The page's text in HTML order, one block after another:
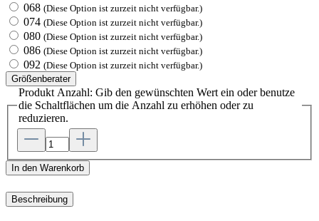
068 (Diese Option ist zurzeit nicht verfügbar.)
074 (Diese Option ist zurzeit nicht verfügbar.)
080 (Diese Option ist zurzeit nicht verfügbar.)
086 (Diese Option ist zurzeit nicht verfügbar.)
092 (Diese Option ist zurzeit nicht verfügbar.)
Größenberater
Produkt Anzahl: Gib den gewünschten Wert ein oder benutze
die Schaltflächen um die Anzahl zu erhöhen oder zu
reduzieren.
In den Warenkorb
Beschreibung